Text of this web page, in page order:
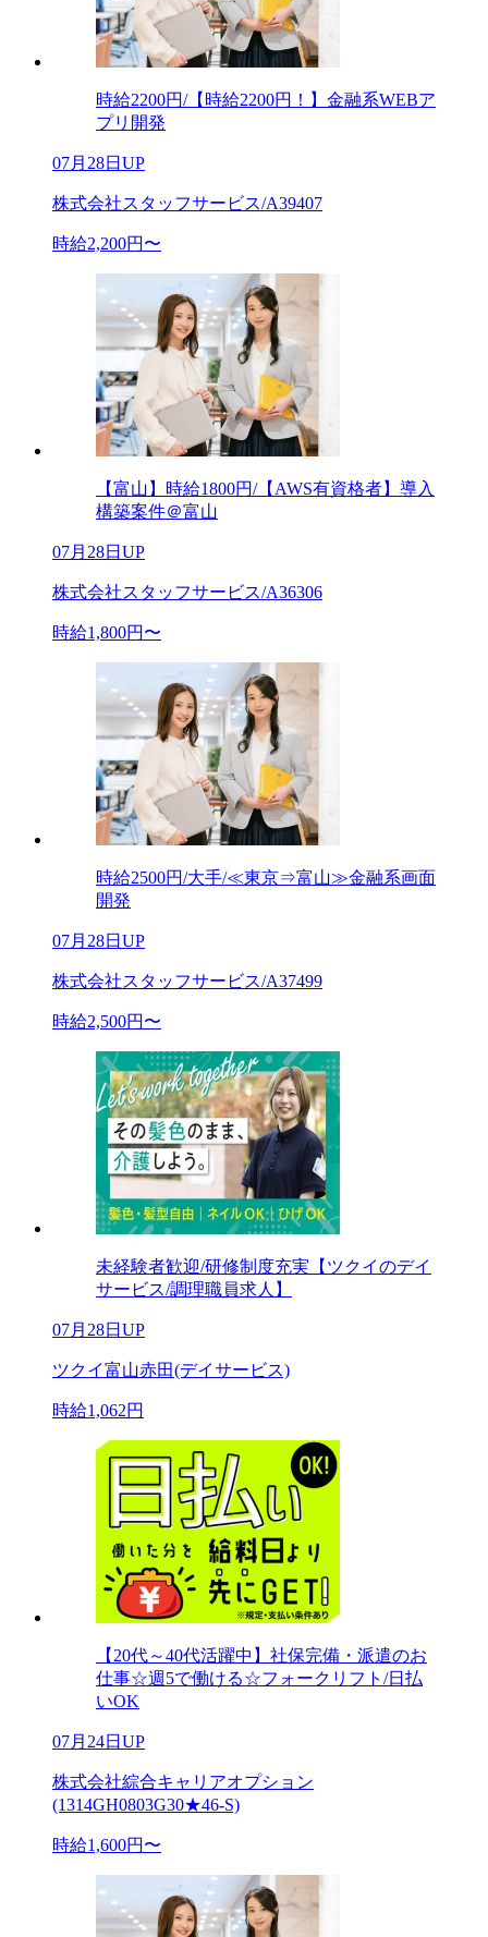
時給2200円/【時給2200円！】金融系WEBア
プリ開発
07月28日UP
株式会社スタッフサービス/A39407
時給2,200円〜
【富山】時給1800円/【AWS有資格者】導入
構築案件＠富山
07月28日UP
株式会社スタッフサービス/A36306
時給1,800円〜
時給2500円/大手/≪東京⇒富山≫金融系画面
開発
07月28日UP
株式会社スタッフサービス/A37499
時給2,500円〜
未経験者歓迎/研修制度充実【ツクイのデイ
サービス/調理職員求人】
07月28日UP
ツクイ富山赤田(デイサービス)
時給1,062円
【20代～40代活躍中】社保完備・派遣のお
仕事☆週5で働ける☆フォークリフト/日払
いOK
07月24日UP
株式会社綜合キャリアオプション
(1314GH0803G30★46-S)
時給1,600円〜